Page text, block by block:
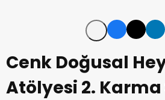
Cenk Doğusal
Atölyesi 2. Karma